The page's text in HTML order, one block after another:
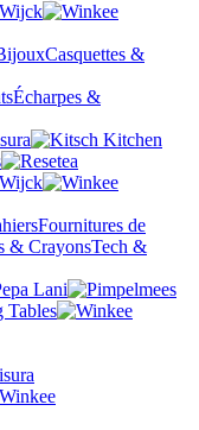
Casquettes &
Écharpes &
Fournitures de
& CrayonsTech &